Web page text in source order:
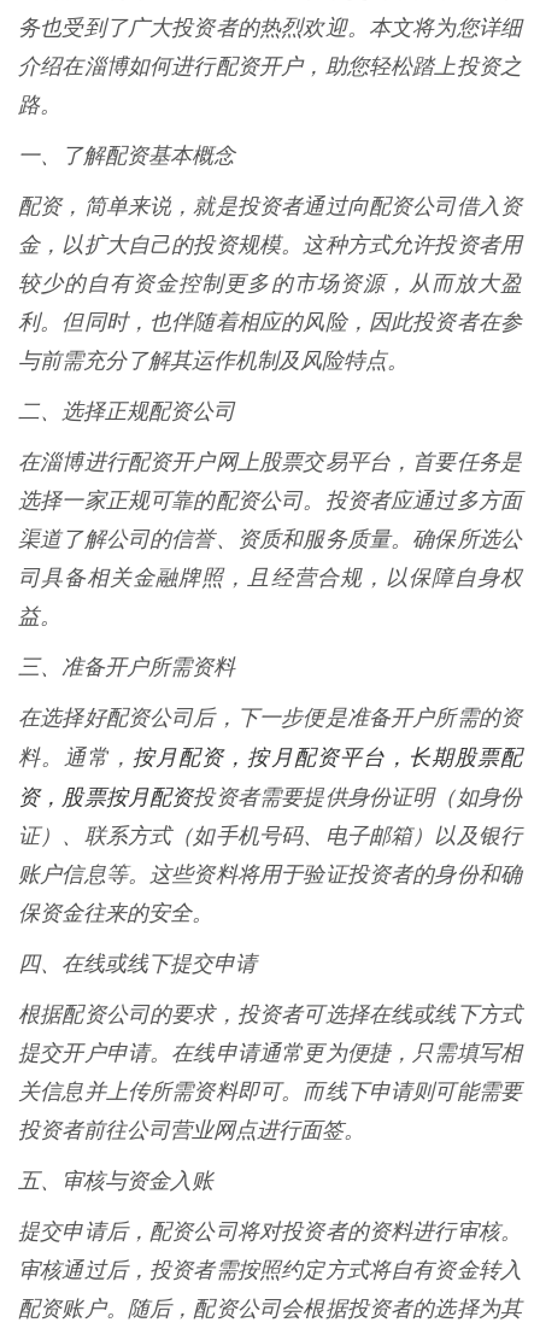
务也受到了广大投资者的热烈欢迎。本文将为您详细
介绍在淄博如何进行配资开户，助您轻松踏上投资之
路。
一、了解配资基本概念
配资，简单来说，就是投资者通过向配资公司借入资
金，以扩大自己的投资规模。这种方式允许投资者用
较少的自有资金控制更多的市场资源，从而放大盈
利。但同时，也伴随着相应的风险，因此投资者在参
与前需充分了解其运作机制及风险特点。
二、选择正规配资公司
在淄博进行配资开户网上股票交易平台，首要任务是
选择一家正规可靠的配资公司。投资者应通过多方面
渠道了解公司的信誉、资质和服务质量。确保所选公
司具备相关金融牌照，且经营合规，以保障自身权
益。
三、准备开户所需资料
在选择好配资公司后，下一步便是准备开户所需的资
料。通常， 按月配资，按月配资平台，长期股票配
资，股票按月配资投资者需要提供身份证明（如身份
证）、联系方式（如手机号码、电子邮箱）以及银行
账户信息等。这些资料将用于验证投资者的身份和确
保资金往来的安全。
四、在线或线下提交申请
根据配资公司的要求，投资者可选择在线或线下方式
提交开户申请。在线申请通常更为便捷，只需填写相
关信息并上传所需资料即可。而线下申请则可能需要
投资者前往公司营业网点进行面签。
五、审核与资金入账
提交申请后，配资公司将对投资者的资料进行审核。
审核通过后，投资者需按照约定方式将自有资金转入
配资账户。随后，配资公司会根据投资者的选择为其